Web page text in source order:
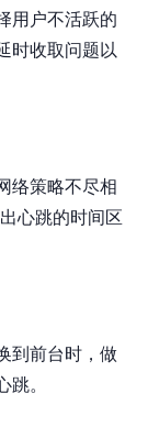
用户不活跃的
时收取问题以
络策略不尽相
心跳的时间区
到前台时，做
。